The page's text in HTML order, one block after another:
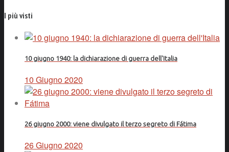
I più visti
10 giugno 1940: la dichiarazione di guerra dell'Italia
10 Giugno 2020
26 giugno 2000: viene divulgato il terzo segreto di Fátima
26 Giugno 2020